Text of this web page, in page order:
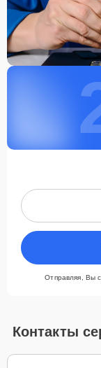
Отправляя, Вы
Контакты